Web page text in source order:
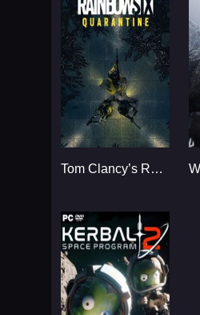
Tom Clancy’s Rainbow Six